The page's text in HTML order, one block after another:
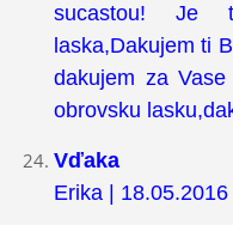
sucastou! Je
laska,Dakujem ti
dakujem za
obrovsku
Vďaka
Erika | 18.05.2016